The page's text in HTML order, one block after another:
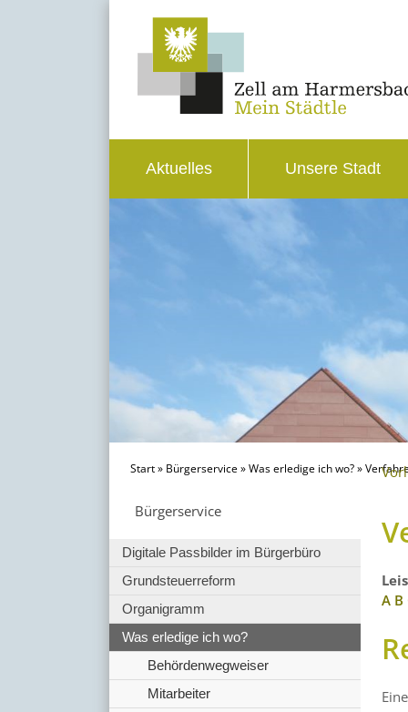
Aktuelles Unsere Stadt
Start» Bürgerservice»Was erledige ich wo?»
Bürgerservice
Digitale Passbilder im Bürgerbüro
Grundsteuerreform
Organigramm
Was erledige ich wo?
Behördenwegweiser
Mitarbeiter
A B